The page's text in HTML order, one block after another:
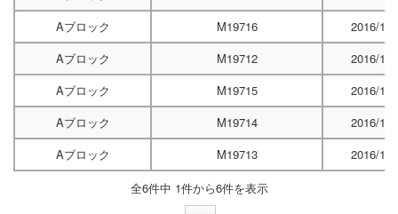
Aブロック
M19716
2016/12/
Aブロック
M19712
2016/12/
Aブロック
M19715
2016/12/
Aブロック
M19714
2016/12/
Aブロック
M19713
2016/12/
全6件中 1件から6件を表示